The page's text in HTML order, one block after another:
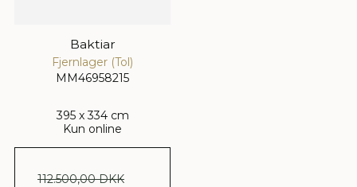
Baktiar
Fjernlager (Tol)
MM46958215
395 x 334 cm
Kun online
112.500,00 DKK